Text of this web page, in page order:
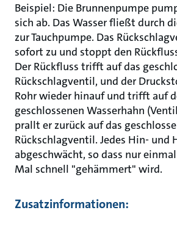
Beispiel: Die Brunnenpumpe
sich ab. Das Wasser fließt durch
zur Tauchpumpe. Das
sofort zu und stoppt den
Der Rückfluss trifft auf das
Rückschlagventil, und der
Rohr wieder hinauf und trifft auf
geschlossenen Wasserhahn
prallt er zurück auf das
Rückschlagventil. Jedes Hin- und
abgeschwächt, so dass nur
Mal schnell "gehämmert" wird.
Zusatzinformationen: